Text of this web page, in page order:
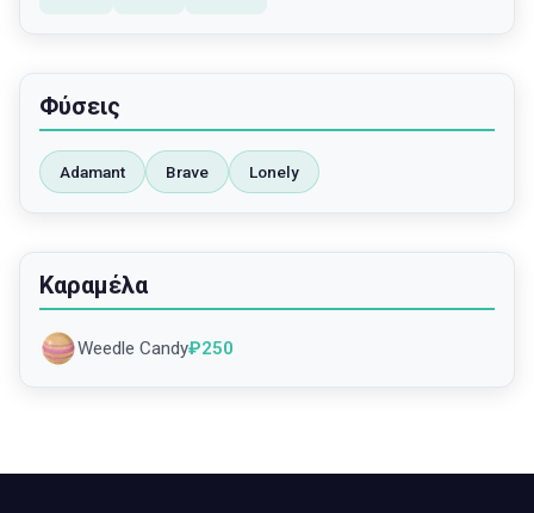
Φύσεις
Adamant Brave Lonely
Καραμέλα
Weedle Candy₽250